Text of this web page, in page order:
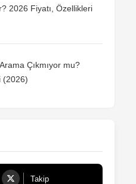
2026 Fiyatı, Özellikleri
Çıkmıyor mu?
(2026)
Takip